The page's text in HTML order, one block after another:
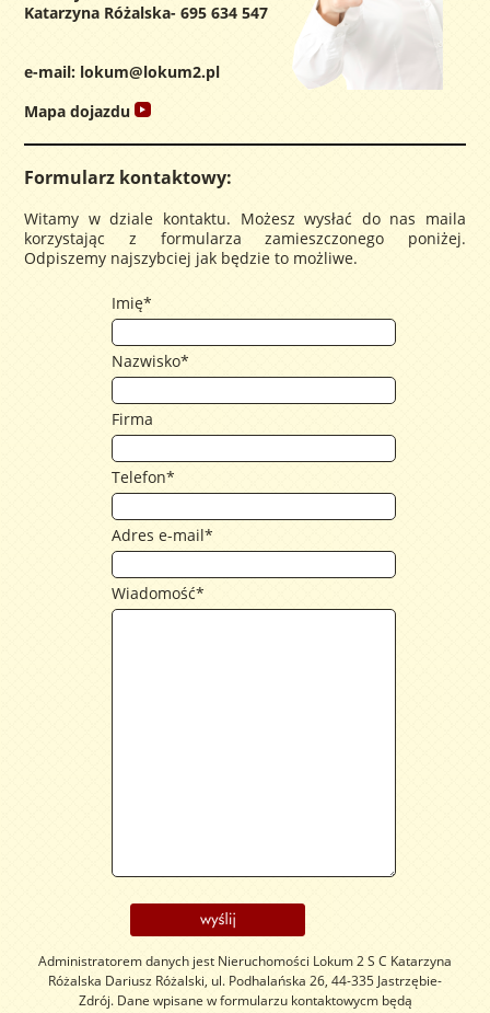
Katarzyna Różalska- 695 634 547
e-mail: lokum@lokum2.pl
Mapa dojazdu
Formularz kontaktowy:
Witamy w dziale kontaktu. Możesz wysłać do nas maila
korzystając z formularza zamieszczonego poniżej.
Odpiszemy najszybciej jak będzie to możliwe.
Imię*
Nazwisko*
Firma
Telefon*
Adres e-mail*
Wiadomość*
Administratorem danych jest Nieruchomości Lokum 2 S C Katarzyna
Różalska Dariusz Różalski, ul. Podhalańska 26, 44-335 Jastrzębie-
Zdrój. Dane wpisane w formularzu kontaktowycm będą